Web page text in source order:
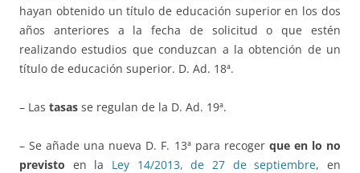
hayan obtenido un título de educación superior en los dos
años anteriores a la fecha de solicitud o que estén
realizando estudios que conduzcan a la obtención de un
título de educación superior. D. Ad. 18ª.
– Las tasas se regulan de la D. Ad. 19ª.
– Se añade una nueva D. F. 13ª para recoger que en lo no
previsto en la Ley 14/2013, de 27 de septiembre, en